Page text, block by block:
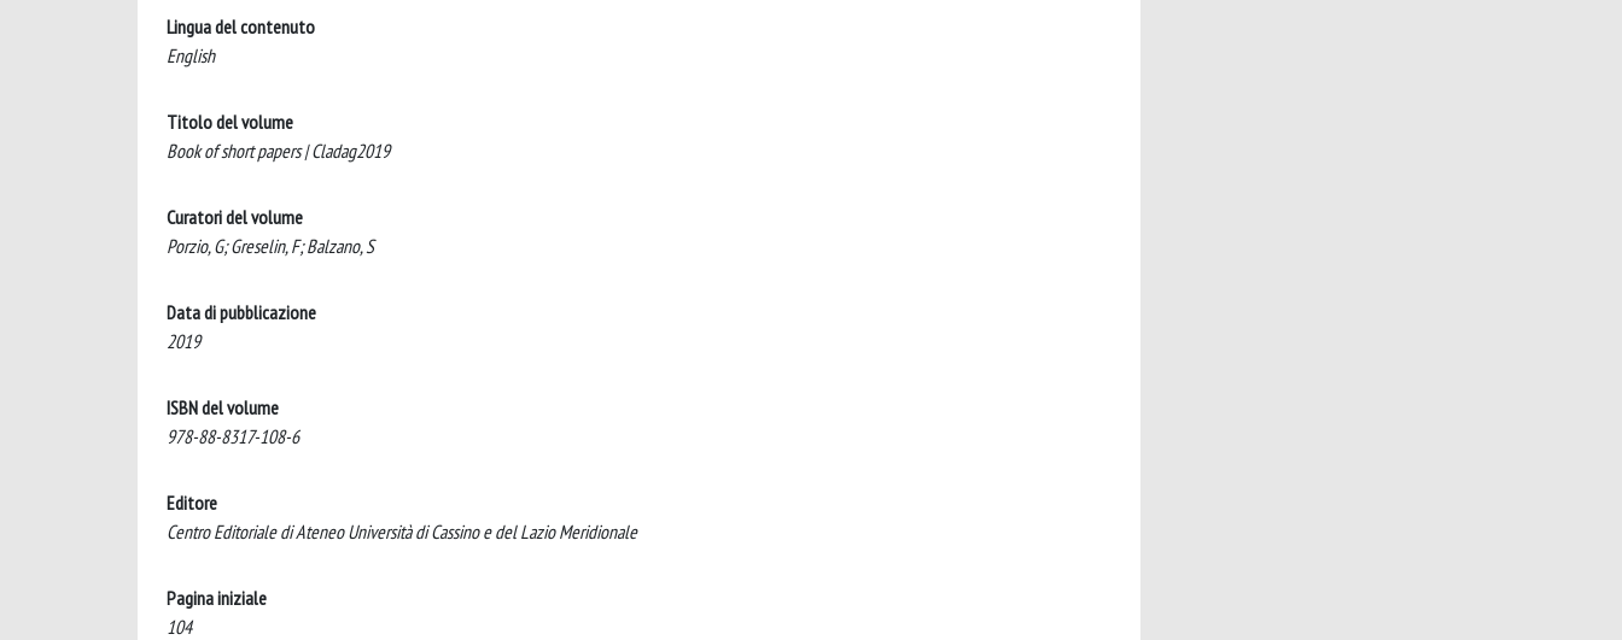
Lingua del contenuto
English
Titolo del volume
Book of short papers | Cladag2019
Curatori del volume
Porzio, G; Greselin, F; Balzano, S
Data di pubblicazione
2019
ISBN del volume
978-88-8317-108-6
Editore
Centro Editoriale di Ateneo Università di Cassino e del Lazio Meridionale
Pagina iniziale
104